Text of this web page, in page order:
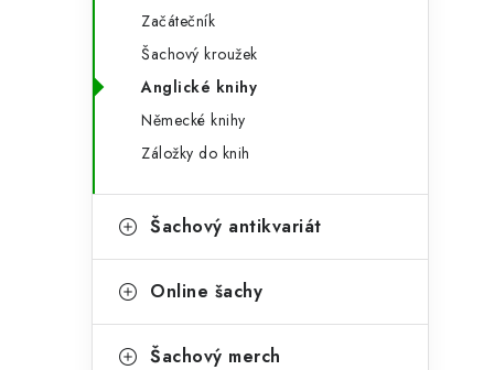
e
Začátečník
Šachový kroužek
Anglické knihy
Německé knihy
Záložky do knih
Šachový antikvariát
Online šachy
Šachový merch